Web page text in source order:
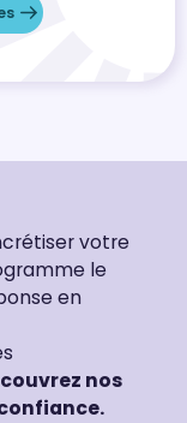
votre
le
en
nos